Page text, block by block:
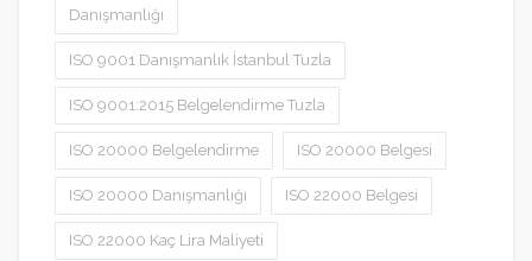
Danışmanlığı
ISO 9001 Danışmanlık İstanbul Tuzla
ISO 9001:2015 Belgelendirme Tuzla
ISO 20000 Belgelendirme ISO 20000 Belgesi
ISO 20000 Danışmanlığı ISO 22000 Belgesi
ISO 22000 Kaç Lira Maliyeti